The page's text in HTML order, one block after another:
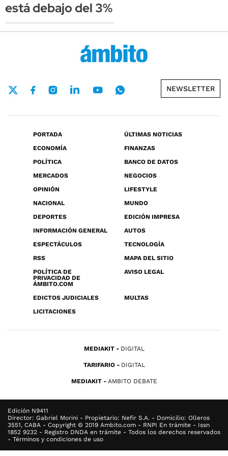
está debajo del 3%
NEWSLETTER
PORTADA
ÚLTIMAS NOTICIAS
ECONOMÍA
FINANZAS
POLÍTICA
BANCO DE DATOS
MERCADOS
NEGOCIOS
OPINIÓN
LIFESTYLE
NACIONAL
MUNDO
DEPORTES
EDICIÓN IMPRESA
INFORMACIÓN GENERAL
AUTOS
ESPECTÁCULOS
TECNOLOGÍA
RSS
MAPA DEL SITIO
POLÍTICA DE
PRIVACIDAD DE
ÁMBITO.COM
AVISO LEGAL
EDICTOS JUDICIALES
MULTAS
LICITACIONES
MEDIAKIT DIGITAL
TARIFARIO DIGITAL
MEDIAKIT AMBITO DEBATE
Edición N9411
Director: Gabriel Morini - Propietario: Nefir S.A. - Domicilio: Olleros
3551, CABA - Copyright © 2019 Ambito.com - RNPI En trámite - Issn
1852 9232 - Registro DNDA en trámite - Todos los derechos reservados
- Términos y condiciones de uso